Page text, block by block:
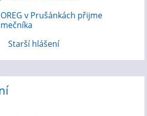
v Prušánkách přijme
Starší hlášení